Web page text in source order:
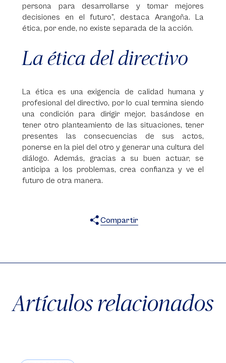
persona para desarrollarse y tomar mejores
decisiones en el futuro”, destaca Arangoña. La
ética, por ende, no existe separada de la acción.
La ética del directivo
La ética es una exigencia de calidad humana y
profesional del directivo, por lo cual termina siendo
una condición para dirigir mejor, basándose en
tener otro planteamiento de las situaciones, tener
presentes las consecuencias de sus actos,
ponerse en la piel del otro y generar una cultura del
diálogo. Además, gracias a su buen actuar, se
anticipa a los problemas, crea confianza y ve el
futuro de otra manera.
Compartir
Artículos relacionados